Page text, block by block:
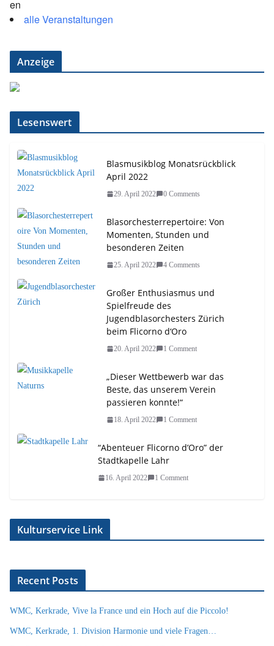
alle Veranstaltungen
Anzeige
Lesenswert
Blasmusikblog Monatsrückblick
April 2022
29. April 2022 0 Comments
Blasorchesterrepertoire: Von
Momenten, Stunden und
besonderen Zeiten
25. April 2022 4 Comments
Großer Enthusiasmus und
Spielfreude des
Jugendblasorchesters Zürich
beim Flicorno d‘Oro
20. April 2022 1 Comment
„Dieser Wettbewerb war das
Beste, das unserem Verein
passieren konnte!“
18. April 2022 1 Comment
“Abenteuer Flicorno d’Oro” der
Stadtkapelle Lahr
16. April 2022 1 Comment
Kulturservice Link
Recent Posts
WMC, Kerkrade, Vive la France und ein Hoch auf die Piccolo!
WMC, Kerkrade, 1. Division Harmonie und viele Fragen…